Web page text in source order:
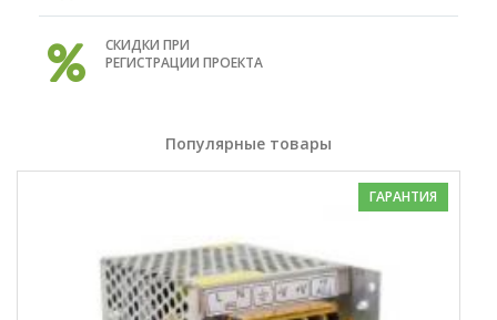
СКИДКИ ПРИ
РЕГИСТРАЦИИ ПРОЕКТА
Популярные товары
ГАРАНТИЯ